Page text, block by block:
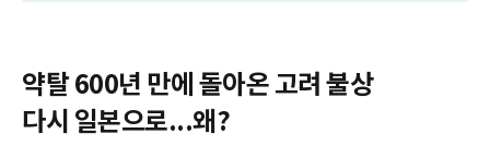
약탈 600년 만에 돌아온 고려 불상
다시 일본으로...왜?